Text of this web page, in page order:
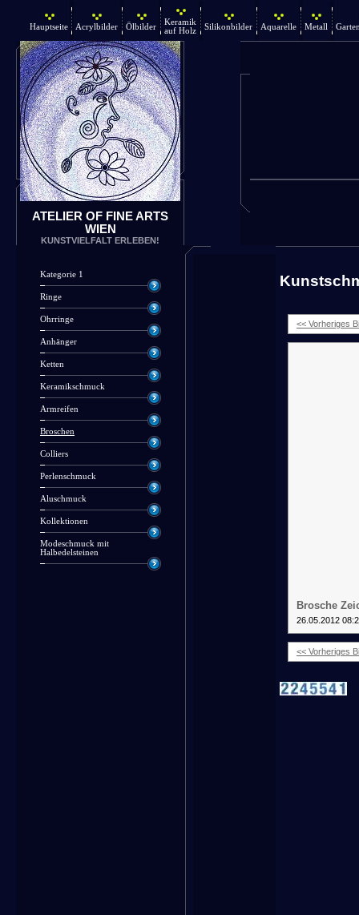
Hauptseite Acrylbilder Ölbilder
Keramik
auf Holz
Silikonbilder Aquarelle Metall
ATELIER OF FINE ARTS
WIEN
KUNSTVIELFALT ERLEBEN!
Kategorie 1
Ringe
Ohrringe
Anhänger
Ketten
Keramikschmuck
Armreifen
Broschen
Colliers
Perlenschmuck
Aluschmuck
Kollektionen
Modeschmuck mit
Halbedelsteinen
<< Vorheriges
Brosche
26.05.2012
<< Vorheriges